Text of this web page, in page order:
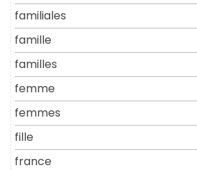
familiales
famille
familles
femme
femmes
fille
france